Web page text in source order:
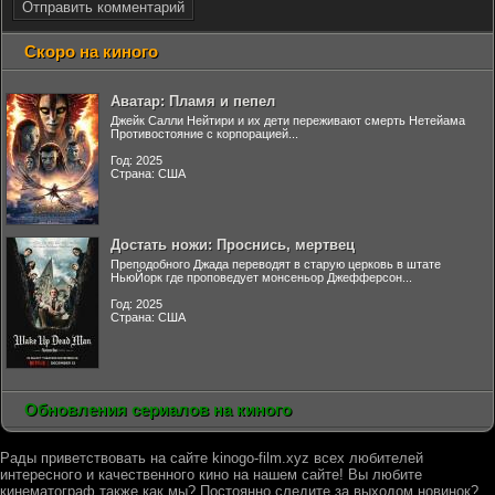
Отправить комментарий
Скоро на киного
Аватар: Пламя и пепел
Джейк Салли Нейтири и их дети переживают смерть Нетейама
Противостояние с корпорацией...
Год: 2025
Страна: США
Достать ножи: Проснись, мертвец
Преподобного Джада переводят в старую церковь в штате
НьюЙорк где проповедует монсеньор Джефферсон...
Год: 2025
Страна: США
Обновления сериалов на киного
Рады приветствовать на сайте kinogo-film.xyz всех любителей
интересного и качественного кино на нашем сайте! Вы любите
кинематограф также как мы? Постоянно следите за выходом новинок?